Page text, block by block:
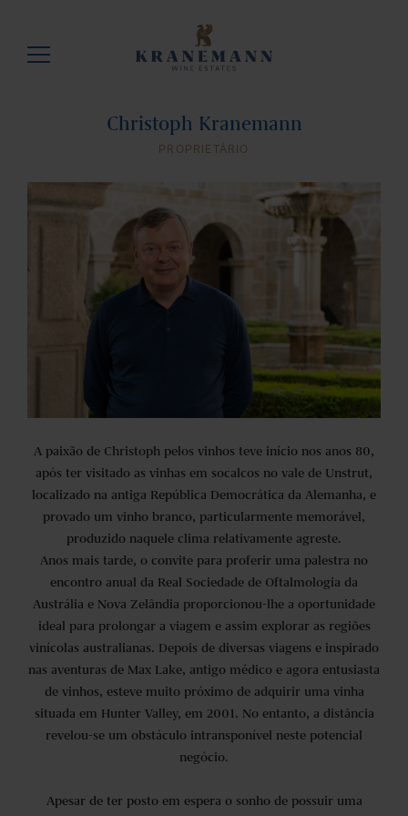
Christoph Kranemann
PROPRIETÁRIO
A paixão de Christoph pelos vinhos teve início nos anos 80,
após ter visitado as vinhas em socalcos no vale de Unstrut,
localizado na antiga República Democrática da Alemanha, e
provado um vinho branco, particularmente memorável,
produzido naquele clima relativamente agreste.
Anos mais tarde, o convite para proferir uma palestra no
encontro anual da Real Sociedade de Oftalmologia da
Austrália e Nova Zelândia proporcionou-lhe a oportunidade
ideal para prolongar a viagem e assim explorar as regiões
vinícolas australianas. Depois de diversas viagens e inspirado
nas aventuras de Max Lake, antigo médico e agora entusiasta
de vinhos, esteve muito próximo de adquirir uma vinha
situada em Hunter Valley, em 2001. No entanto, a distância
revelou-se um obstáculo intransponível neste potencial
negócio.
Apesar de ter posto em espera o sonho de possuir uma